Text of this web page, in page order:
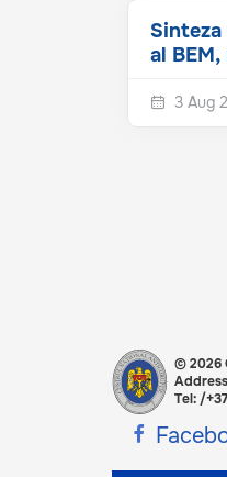
Sinteza
al
3 Aug
© 2026
Tel: /
Social